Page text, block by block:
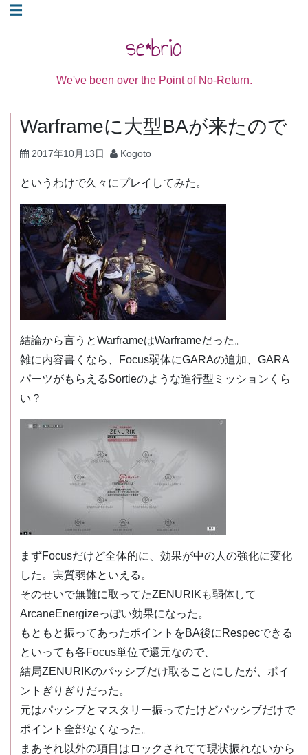
コ☰
se*brio
We've been over the Point of No-Return.
Warframeに大型BAが来たので
2017年10月13日 Kogoto
というわけで久々にプレイしてみた。
結論から言うとWarframeはWarframeだった。
雑に内容書くなら、Focus弱体にGARAの追加、GARA
パーツがもらえるSortieのような進行型ミッションくら
い？
まずFocusだけど全体的に、効果が中の人の強化に変化
した。実質弱体といえる。
そのせいで無難に取ってたZENURIKも弱体して
ArcaneEnergizeっぽい効果になった。
もともと振ってあったポイントをBA後にRespecできる
といっても各Focus単位で還元なので、
結局ZENURIKのパッシブだけ取ることにしたが、ポイ
ントぎりぎりだった。
元はパッシブとマスタリー振ってたけどパッシブだけで
ポイント全部なくなった。
まあそれ以外の項目はロックされてて現状振れないから